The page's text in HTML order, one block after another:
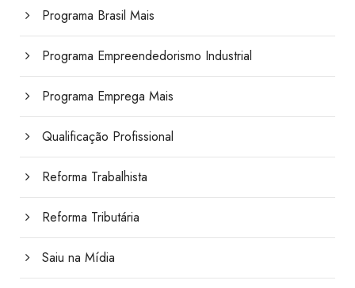
Programa Brasil Mais
Programa Empreendedorismo Industrial
Programa Emprega Mais
Qualificação Profissional
Reforma Trabalhista
Reforma Tributária
Saiu na Mídia